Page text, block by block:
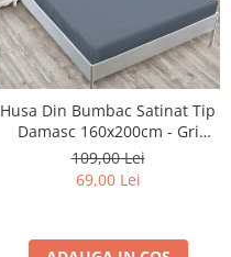
Husa Din Bumbac Satinat Tip
Damasc 160x200cm - Gri
Cenusiu
109,00 Lei
69,00 Lei